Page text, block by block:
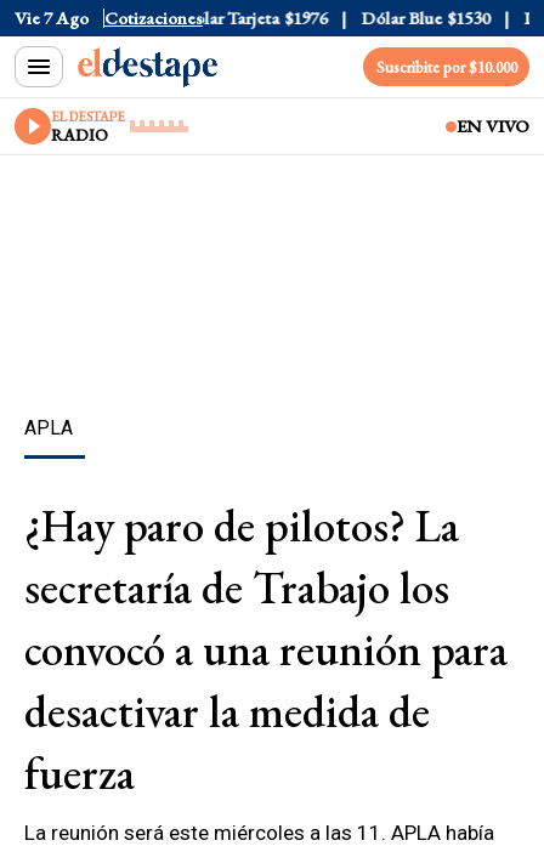
Vie 7 Ago Cotizaciones
Oficial $1520 Dólar Tarjeta $1976 Dólar Blue $1530
Suscribite por $10.000
EL DESTAPE
RADIO EN VIVO
APLA
¿Hay paro de pilotos? La
secretaría de Trabajo los
convocó a una reunión para
desactivar la medida de
fuerza
La reunión será este miércoles a las 11. APLA había